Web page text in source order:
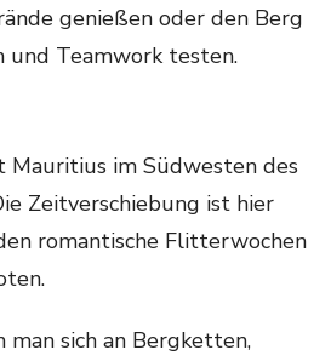
genießen oder den Berg
und Teamwork testen.
Mauritius im Südwesten des
Zeitverschiebung ist hier
romantische Flitterwochen
man sich an Bergketten,